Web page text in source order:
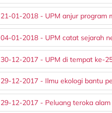
21-01-2018 - UPM anjur program
04-01-2018 - UPM catat sejarah
30-12-2017 - UPM di tempat ke-
29-12-2017 - Ilmu ekologi bantu
29-12-2017 - Peluang teroka